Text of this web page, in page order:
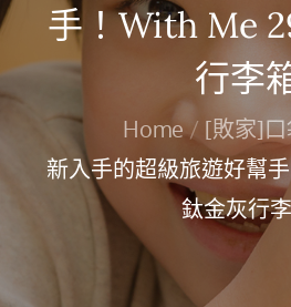
手！With Me
行李
Home
[敗家]
新入手的超級旅遊好幫
鈦金灰行